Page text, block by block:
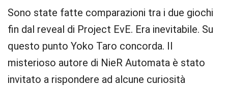
Sono state fatte comparazioni tra i due giochi
fin dal reveal di Project EvE. Era inevitabile. Su
questo punto Yoko Taro concorda. Il
misterioso autore di NieR Automata è stato
invitato a rispondere ad alcune curiosità